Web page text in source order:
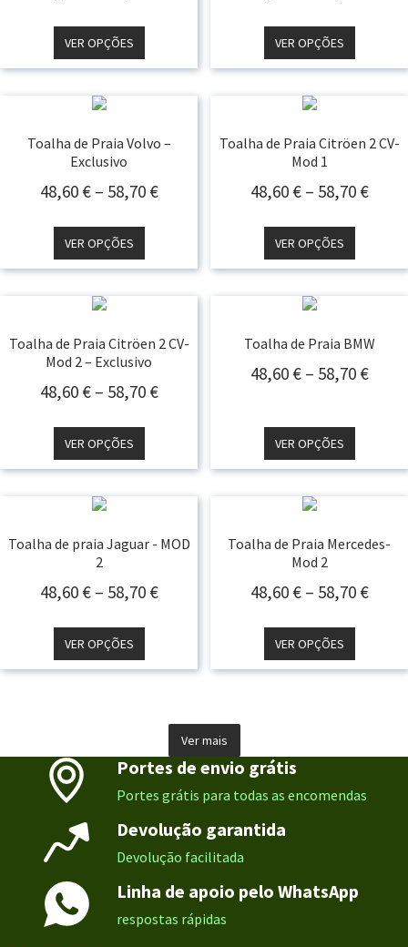
VER OPÇÕES VER OPÇÕES
Toalha de Praia Volvo –
Exclusivo
48,60 € – 58,70 €Price
VER OPÇÕES
Toalha de Praia Citröen 2 CV-
Mod 1
48,60 € – 58,70 €Price
VER OPÇÕES
Toalha de Praia Citröen 2 CV-
Mod 2 – Exclusivo
48,60 € – 58,70 €Price
VER OPÇÕES
Toalha de Praia BMW
48,60 € – 58,70 €Price
VER OPÇÕES
Toalha de praia Jaguar - MOD
2
48,60 € – 58,70 €Price
VER OPÇÕES
Toalha de Praia Mercedes-
Mod 2
48,60 € – 58,70 €Price
VER OPÇÕES
Ver mais
Portes de envio grátis
Portes grátis para todas as encomendas
Devolução garantida
Devolução facilitada
Linha de apoio pelo WhatsApp
respostas rápidas